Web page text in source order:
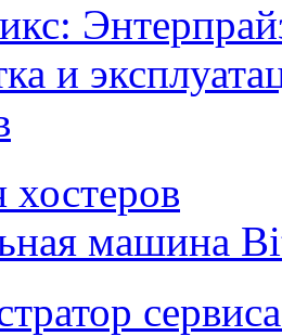
и
хостеров
машина